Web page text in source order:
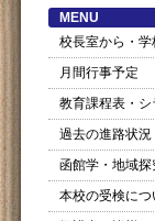
MENU
校長室から・学
月間行事予定
教育課程表・シ
過去の進路状況
函館学・地域探
本校の受検につ